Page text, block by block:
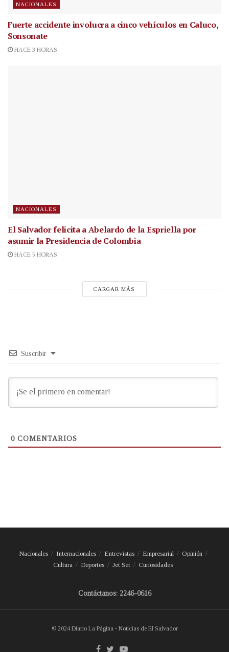
NACIONALES
Fuerte accidente involucra a cinco vehículos en Caluco,
Sonsonate
HACE 3 HORAS
NACIONALES
El Salvador felicita a Abelardo de la Espriella por
asumir la Presidencia de Colombia
HACE 5 HORAS
CARGAR MÁS
Suscribir
0 COMENTARIOS
Nacionales Internacionales Entrevistas Empresarial
Opinión
Cultura
Deportes Jet Set Curiosidades
Contáctanos: 2246-0616
© 2024 Diario La Página - Noticias de El Salvador